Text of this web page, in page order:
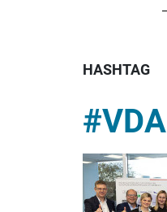
HASHTAG
#VDA